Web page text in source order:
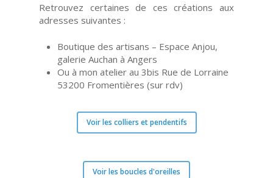
Retrouvez certaines de ces créations aux
adresses suivantes :
Boutique des artisans – Espace Anjou,
galerie Auchan à Angers
Ou à mon atelier au 3bis Rue de Lorraine
53200 Fromentières (sur rdv)
Voir les colliers et pendentifs
Voir les boucles d'oreilles